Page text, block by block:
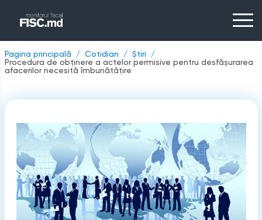
Pagina principală Cotidian
Știri
Procedura de obținere a actelor permisive pentru desfășurarea
afacerilor necesită îmbunătățire